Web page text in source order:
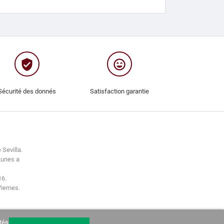
verified_user
des donnés
sentiment_very_satisfied
Satisfaction garantie
Sevilla.
a